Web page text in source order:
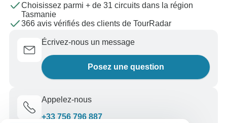
Choisissez parmi + de 31 circuits dans la région
Tasmanie
366 avis vérifiés des clients de TourRadar
Écrivez-nous un message
Posez une question
Appelez-nous
+33 756 796 887